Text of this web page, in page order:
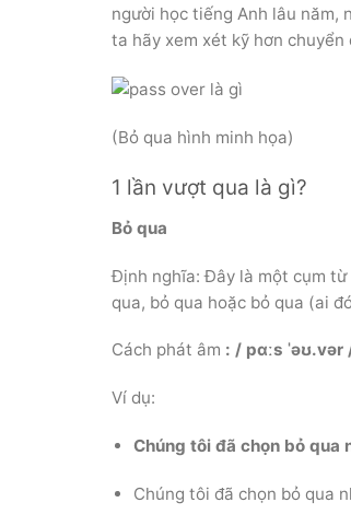
người học tiếng Anh lâu năm,
ta hãy xem xét kỹ hơn
(Bỏ qua hình minh họa)
1 lần vượt qua là gì?
Bỏ qua
Định nghĩa: Đây là một cụm
qua, bỏ qua hoặc bỏ qua (ai
Cách phát âm : / pɑːs ˈəʊ.vər
Ví dụ:
Chúng tôi đã chọn bỏ qua
Chúng tôi đã chọn bỏ qua